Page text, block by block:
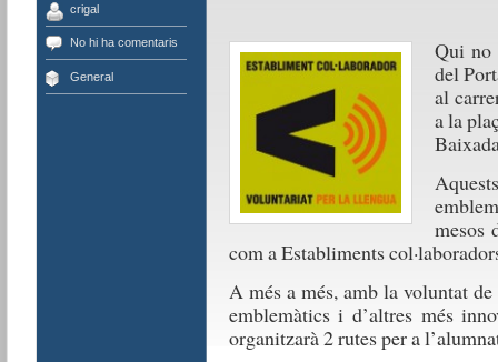
crigal
No hi ha comentaris
General
Qui no
del
al
a la
mesos
com a Establiments
A més a més, amb la voluntat
emblemàtics i d’altres més
organitzarà 2 rutes per a